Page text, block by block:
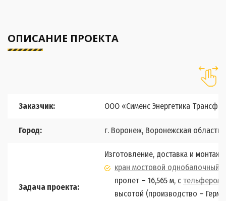
ОПИСАНИЕ ПРОЕКТА
Заказчик: ООО «Сименс Энергетика
Город: г. Воронеж, Воронежская область
Задача проекта:
Изготовление, доставка и
кран мостовой однобалочный
пролет – 16,565 м, с тельфером
высотой (производство –